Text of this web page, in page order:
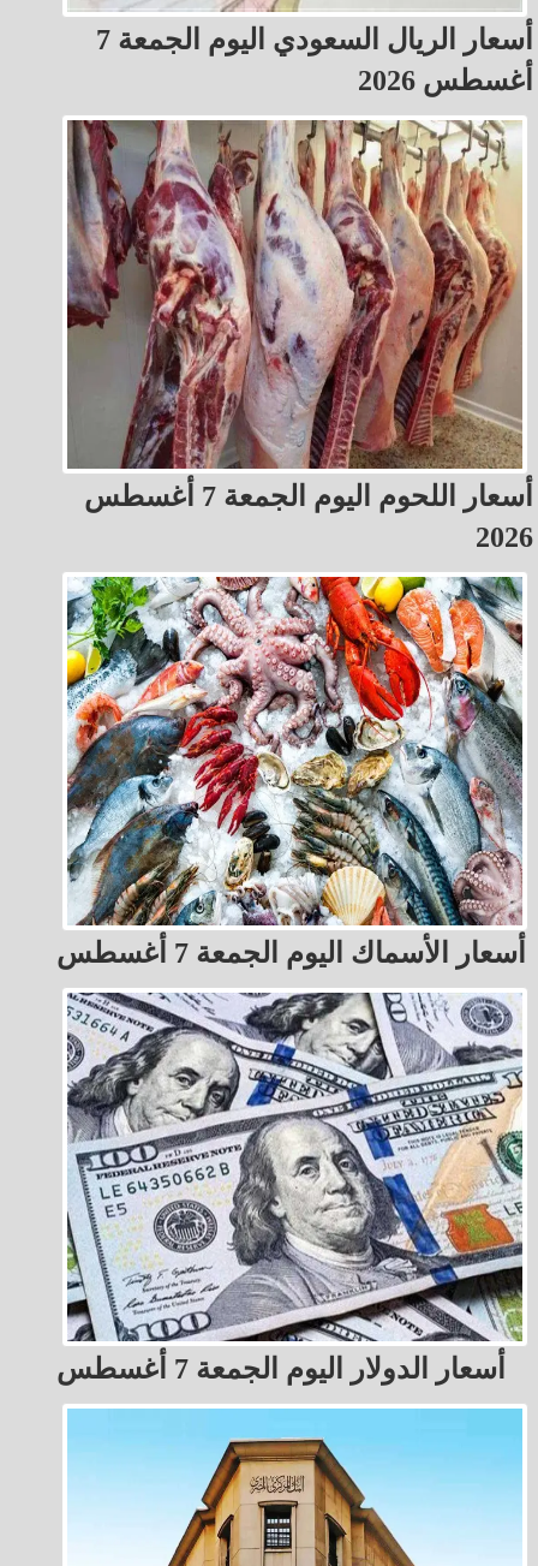
أسعار الريال السعودي اليوم الجمعة 7
أغسطس 2026
أسعار اللحوم اليوم الجمعة 7 أغسطس
2026
أسعار الأسماك اليوم الجمعة 7 أغسطس
أسعار الدولار اليوم الجمعة 7 أغسطس